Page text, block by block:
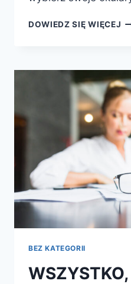
DOWIEDZ SIĘ WIĘCEJ
W
BEZ KATEGORII